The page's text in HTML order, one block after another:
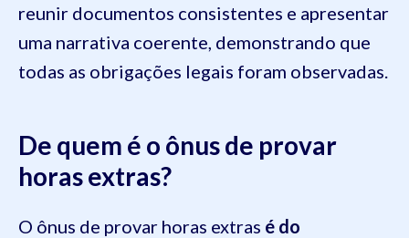
reunir documentos consistentes e apresentar
uma narrativa coerente, demonstrando que
todas as obrigações legais foram observadas.
De quem é o ônus de provar
horas extras?
O ônus de provar horas extras é do